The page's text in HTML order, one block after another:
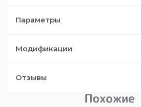
Параметры
Модификации
Отзывы
Похожие